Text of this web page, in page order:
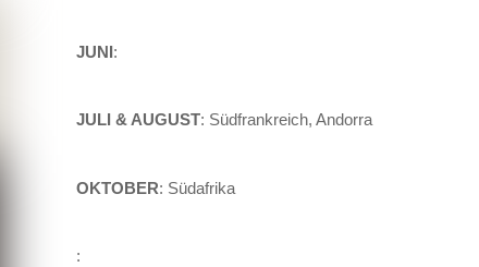
JUNI:
JULI & AUGUST: Südfrankreich, Andorra
OKTOBER: Südafrika
: